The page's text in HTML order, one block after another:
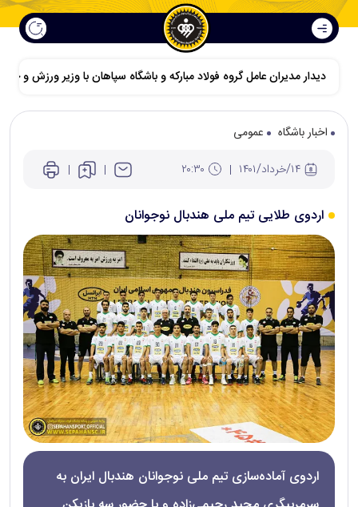
دیدار مدیران عامل گروه فولاد مبارکه و باشگاه سپاهان با وزیر ورزش و
اخبار باشگاه
عمومی
اردوی طلایی تیم ملی هندبال نوجوانان
اردوی آماده‌سازی تیم ملی نوجوانان هندبال ایران به